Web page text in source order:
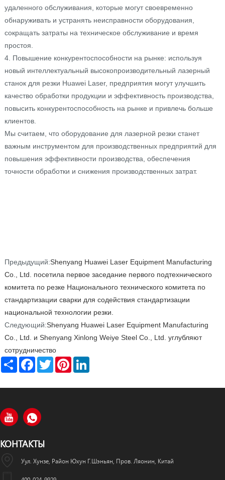
удаленного обслуживания, которые могут своевременно
обнаруживать и устранять неисправности оборудования,
сокращать затраты на техническое обслуживание и время
простоя.
4. Повышение конкурентоспособности на рынке: используя
новый интеллектуальный высокопроизводительный лазерный
станок для резки Huawei Laser, предприятия могут улучшить
качество обработки продукции и эффективность производства,
повысить конкурентоспособность на рынке и привлечь больше
клиентов.
Мы считаем, что оборудование для лазерной резки станет
важным инструментом для производственных предприятий для
повышения эффективности производства, обеспечения
точности обработки и снижения производственных затрат.
Предыдущий:Shenyang Huawei Laser Equipment Manufacturing
Co., Ltd. посетила первое заседание первого подтехнического
комитета по резке Национального технического комитета по
стандартизации сварки для содействия стандартизации
национальной технологии резки.
Следующий:Shenyang Huawei Laser Equipment Manufacturing
Co., Ltd. и Shenyang Xinlong Weiye Steel Co., Ltd. углубляют
сотрудничество
Share Facebook
TwitterPinterest
КОНТАКТЫ
Уул. Хунзе, Район Юхун Г.Шэньян, Пров. Ляонин, Китай